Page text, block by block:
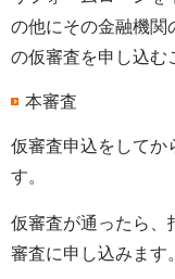
の他にその金融機関
の仮審査を申し込む
本審査
仮審査申込をしてか
す。
仮審査が通ったら、
審査に申し込みます。